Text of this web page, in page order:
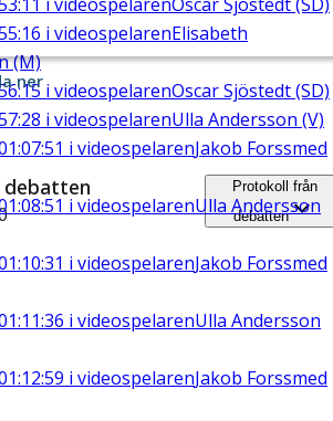
i videospelarenElisabeth
(M)
i videospelarenOscar Sjöstedt (SD)
i videospelarenUlla Andersson (V)
i videospelarenJakob Forssmed
i videospelarenUlla Andersson
i videospelarenJakob Forssmed
i videospelarenUlla Andersson
i videospelarenJakob Forssmed
ner
Protokoll från
debatten